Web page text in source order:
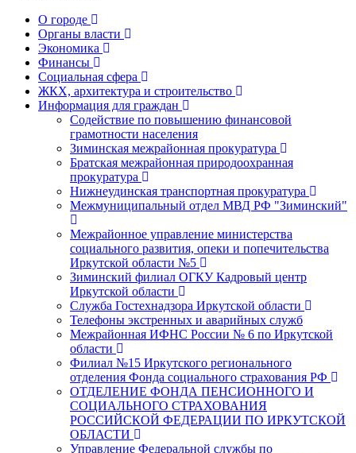
О городе
Органы власти
Экономика
Финансы
Социальная сфера
ЖКХ, архитектура и строительство
Информация для граждан
Содействие по повышению финансовой
грамотности населения
Зиминская межрайонная прокуратура
Братская межрайонная природоохранная
прокуратура
Нижнеудинская транспортная прокуратура
Межмуниципальный отдел МВД РФ "Зиминский"
Межрайонное управление министерства
социального развития, опеки и попечительства
Иркутской области №5
Зиминский филиал ОГКУ Кадровый центр
Иркутской области
Служба Гостехнадзора Иркутской области
Телефоны экстренных и аварийных служб
Межрайонная ИФНС России № 6 по Иркутской
области
Филиал №15 Иркутского регионального
отделения Фонда социального страхования РФ
ОТДЕЛЕНИЕ ФОНДА ПЕНСИОННОГО И
СОЦИАЛЬНОГО СТРАХОВАНИЯ
РОССИЙСКОЙ ФЕДЕРАЦИИ ПО ИРКУТСКОЙ
ОБЛАСТИ
Управление Федеральной службы по